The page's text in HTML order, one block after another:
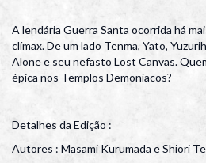
A lendária Guerra Santa ocorrida há
clímax. De um lado Tenma, Yato,
Alone e seu nefasto Lost Canvas.
épica nos Templos Demoníacos?
Detalhes da Edição :
Autores : Masami Kurumada e Shiori